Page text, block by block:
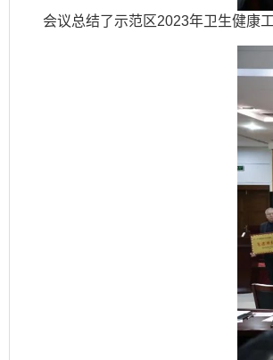
会议总结了示范区2023年卫生健康